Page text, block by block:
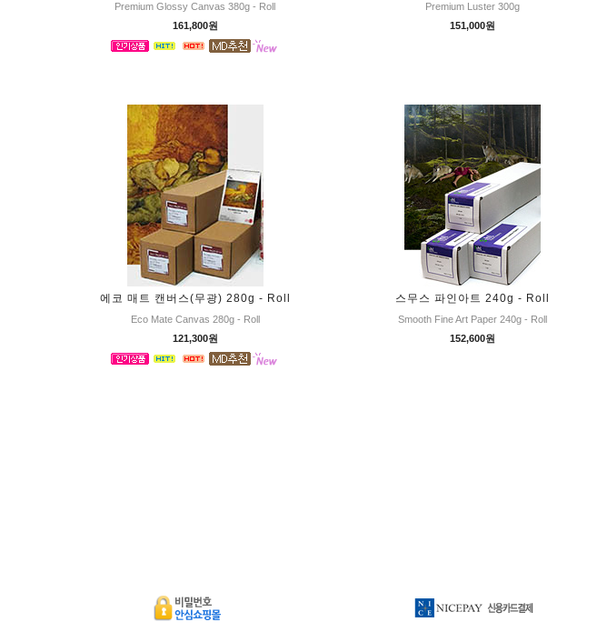
Premium Glossy Canvas 380g - Roll
161,800원
Premium Luster 300g
151,000원
에코 매트 캔버스(무광) 280g - Roll
Eco Mate Canvas 280g - Roll
121,300원
스무스 파인아트 240g - Roll
Smooth Fine Art Paper 240g - Roll
152,600원